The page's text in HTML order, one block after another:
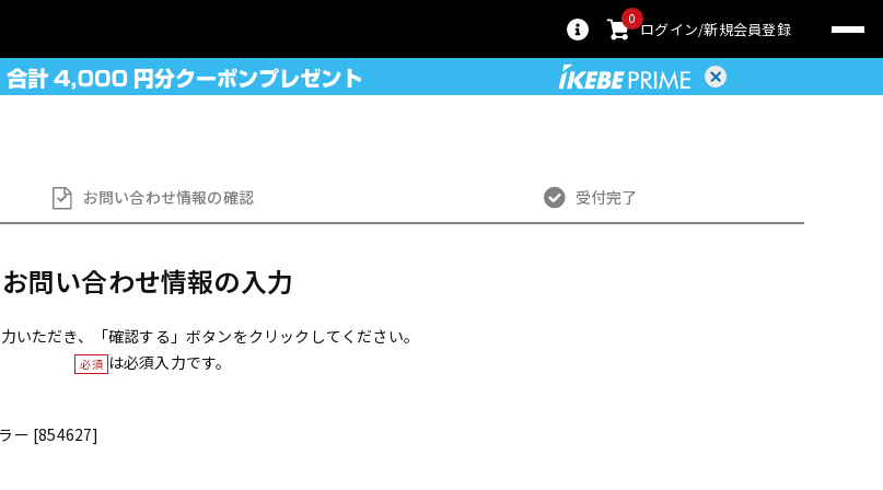
0
ログイン 新規会員登録
お問い合わせ情報の確認 受付完了
お問い合わせ情報の入力
いただき、「確認する」ボタンをクリックしてください。
必須 は必須入力です。
ー [854627]